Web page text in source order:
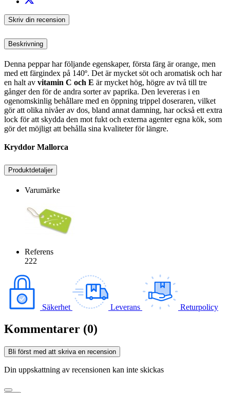
Skriv din recension
Beskrivning
Denna peppar har följande egenskaper, första färg är orange, men
med ett färgindex på 140º. Det är mycket söt och aromatisk och har
en halt av vitamin C och E är mycket hög, högre av två till tre
gånger den för de andra sorter av paprika. Den levereras i en
ogenomskinlig behållare med en öppning trippel doseraren, vilket
gör att olika nivåer av dos, bland annat damning, har också ett extra
lock för att skydda den mot fukt och externa agenter egna kök, som
gör det möjligt att behålla sina kvaliteter för längre.
Kryddor Mallorca
Produktdetaljer
Varumärke
Referens
222
Säkerhet Leverans Returpolicy
Kommentarer (0)
Bli först med att skriva en recension
Din uppskattning av recensionen kan inte skickas